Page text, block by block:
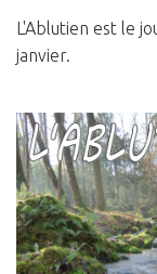
L'Ablutien est le
janvier.